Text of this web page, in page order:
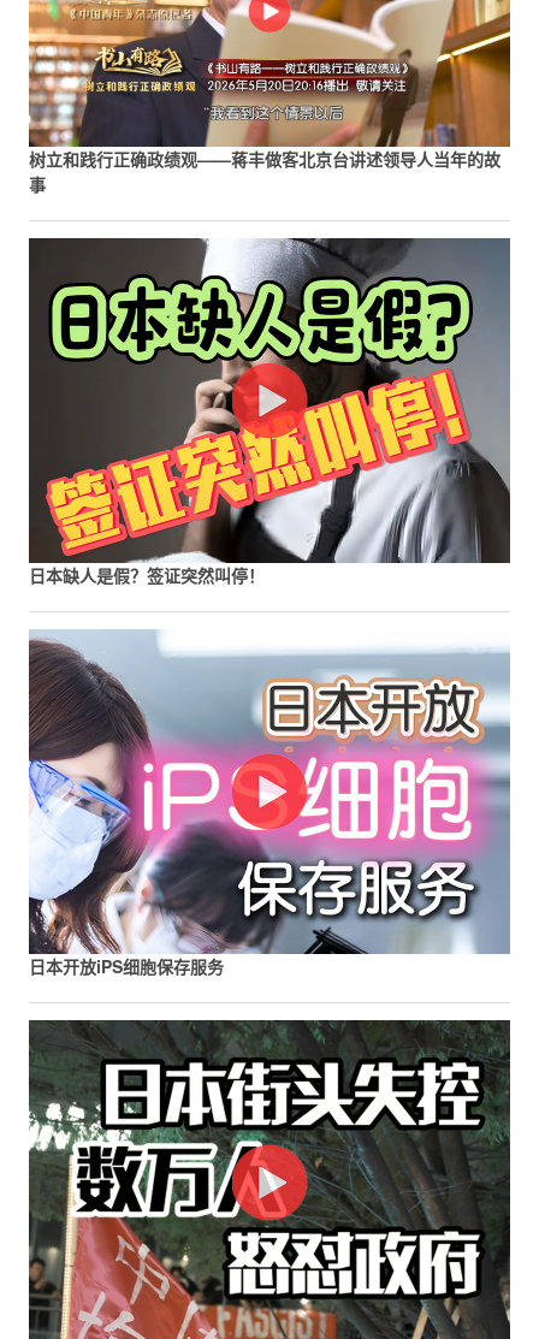
树立和践行正确政绩观——蒋丰做客北京台讲述领导人当年的故
事
日本缺人是假？签证突然叫停！
日本开放iPS细胞保存服务